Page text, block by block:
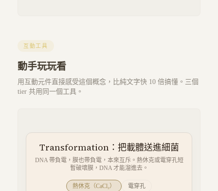
互動工具
動手玩玩看
用互動元件直接感受這個概念，比純文字快 10 倍搞懂。三個
tier 共用同一個工具。
Transformation：把載體送進細菌
DNA 帶負電，膜也帶負電，本來互斥。熱休克或電穿孔短
暫破壞膜，DNA 才能溜進去。
熱休克（CaCl₂）
電穿孔